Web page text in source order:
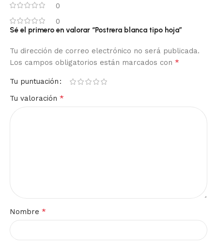
0
0
Sé el primero en valorar “Postrera blanca tipo hoja”
Tu dirección de correo electrónico no será publicada.
Los campos obligatorios están marcados con *
Tu puntuación
Tu valoración *
Nombre *